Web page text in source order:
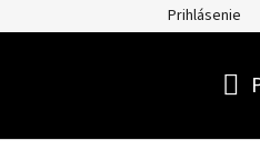
Formuláre
Prihlásenie